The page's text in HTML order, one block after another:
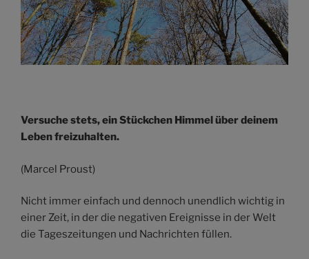
Versuche stets, ein Stückchen Himmel über deinem
Leben freizuhalten.
(Marcel Proust)
Nicht immer einfach und dennoch unendlich wichtig in
einer Zeit, in der die negativen Ereignisse in der Welt
die Tageszeitungen und Nachrichten füllen.